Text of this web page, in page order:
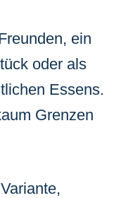
ein
oder als
Essens.
Grenzen